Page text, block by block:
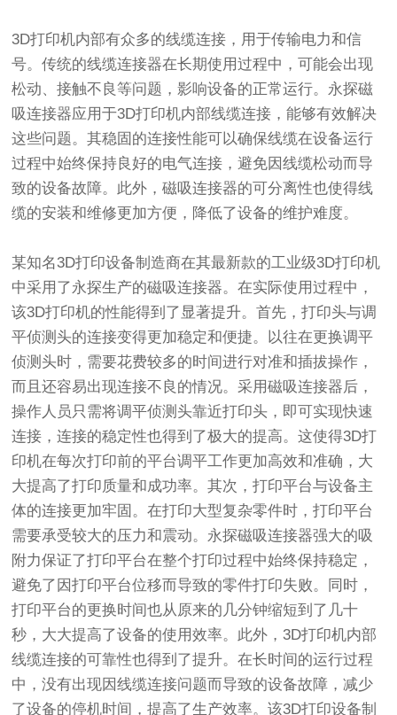
3D打印机内部有众多的线缆连接，用于传输电力和信
号。传统的线缆连接器在长期使用过程中，可能会出现
松动、接触不良等问题，影响设备的正常运行。永探磁
吸连接器应用于3D打印机内部线缆连接，能够有效解决
这些问题。其稳固的连接性能可以确保线缆在设备运行
过程中始终保持良好的电气连接，避免因线缆松动而导
致的设备故障。此外，磁吸连接器的可分离性也使得线
缆的安装和维修更加方便，降低了设备的维护难度。
某知名3D打印设备制造商在其最新款的工业级3D打印机
中采用了永探生产的磁吸连接器。在实际使用过程中，
该3D打印机的性能得到了显著提升。首先，打印头与调
平侦测头的连接变得更加稳定和便捷。以往在更换调平
侦测头时，需要花费较多的时间进行对准和插拔操作，
而且还容易出现连接不良的情况。采用磁吸连接器后，
操作人员只需将调平侦测头靠近打印头，即可实现快速
连接，连接的稳定性也得到了极大的提高。这使得3D打
印机在每次打印前的平台调平工作更加高效和准确，大
大提高了打印质量和成功率。其次，打印平台与设备主
体的连接更加牢固。在打印大型复杂零件时，打印平台
需要承受较大的压力和震动。永探磁吸连接器强大的吸
附力保证了打印平台在整个打印过程中始终保持稳定，
避免了因打印平台位移而导致的零件打印失败。同时，
打印平台的更换时间也从原来的几分钟缩短到了几十
秒，大大提高了设备的使用效率。此外，3D打印机内部
线缆连接的可靠性也得到了提升。在长时间的运行过程
中，没有出现因线缆连接问题而导致的设备故障，减少
了设备的停机时间，提高了生产效率。该3D打印设备制